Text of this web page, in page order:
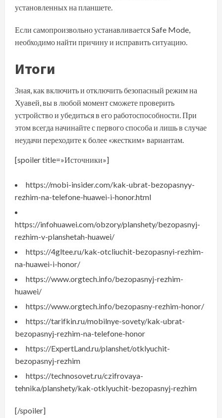
установленных на планшете.
Если самопроизвольно устанавливается Safe Mode,
необходимо найти причину и исправить ситуацию.
Итоги
Зная, как включить и отключить безопасный режим на
Хуавей, вы в любой момент сможете проверить
устройство и убедиться в его работоспособности. При
этом всегда начинайте с первого способа и лишь в случае
неудачи переходите к более «жестким» вариантам.
[spoiler title=»Источники»]
https://mobi-insider.com/kak-ubrat-bezopasnyy-
rezhim-na-telefone-huawei-i-honor.html
https://infohuawei.com/obzory/planshety/bezopasnyj-
rezhim-v-planshetah-huawei/
https://4gltee.ru/kak-otcliuchit-bezopasnyi-rezhim-
na-huawei-i-honor/
https://www.orgtech.info/bezopasnyj-rezhim-
huawei/
https://www.orgtech.info/bezopasny-rezhim-honor/
https://tarifkin.ru/mobilnye-sovety/kak-ubrat-
bezopasnyj-rezhim-na-telefone-honor
https://ExpertLand.ru/planshet/otklyuchit-
bezopasnyj-rezhim
https://technosovet.ru/czifrovaya-
tehnika/planshety/kak-otklyuchit-bezopasnyj-rezhim
[/spoiler]